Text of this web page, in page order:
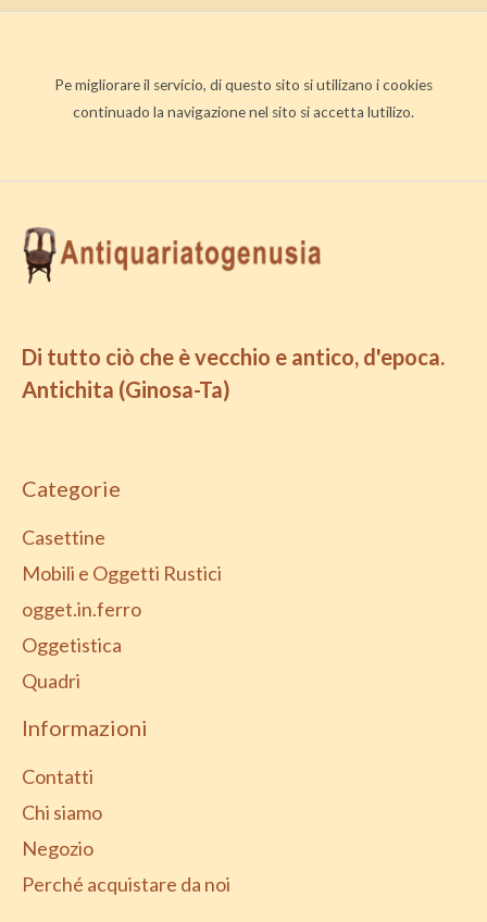
Pe migliorare il servicio, di questo sito si utilizano i cookies
continuado la navigazione nel sito si accetta lutilizo.
Di tutto ciò che è vecchio e antico, d'epoca.
Antichita (Ginosa-Ta)
Categorie
Casettine
Mobili e Oggetti Rustici
ogget.in.ferro
Oggetistica
Quadri
Informazioni
Contatti
Chi siamo
Negozio
Perché acquistare da noi